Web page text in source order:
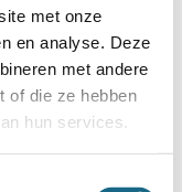
met onze
en analyse. Deze
met andere
of die ze hebben
hun services.
tijd goede
Op de live
naar de 23e
naar plek